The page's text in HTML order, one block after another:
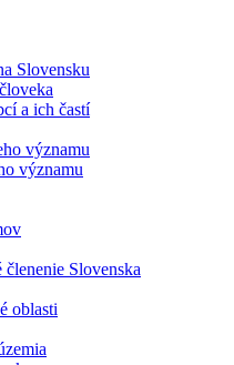
Slovensku
a ich častí
významu
významu
Slovenska
oblasti